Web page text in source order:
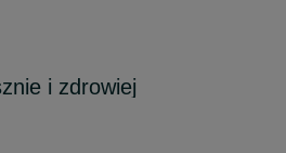
i zdrowiej